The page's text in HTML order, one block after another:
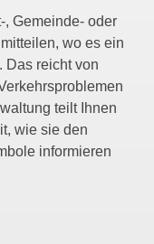
, Gemeinde- oder
wo es ein
Das reicht von
teilt Ihnen
wie sie den
informieren